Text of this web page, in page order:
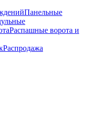
Панельные
Распашные ворота и
Распродажа